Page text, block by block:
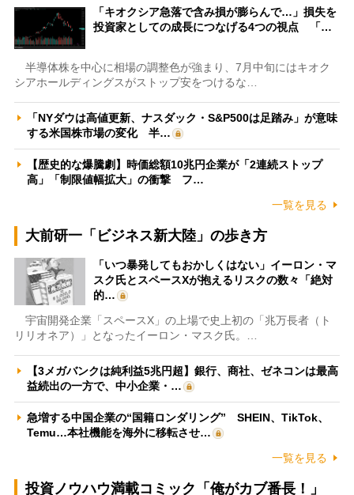
「キオクシア急落で含み損が膨らんで…」損失を
投資家としての成長につなげる4つの視点 「…
半導体株を中心に相場の調整色が強まり、7月中旬にはキオク
シアホールディングスがストップ安をつけるな…
「NYダウは高値更新、ナスダック・S&P500は足踏み」が意味
する米国株市場の変化 半…
【歴史的な爆騰劇】時価総額10兆円企業が「2連続ストップ
高」「制限値幅拡大」の衝撃 フ…
一覧を見る
大前研一「ビジネス新大陸」の歩き方
「いつ暴発してもおかしくはない」イーロン・マ
スク氏とスペースXが抱えるリスクの数々「絶対
的…
宇宙開発企業「スペースX」の上場で史上初の「兆万長者（ト
リリオネア）」となったイーロン・マスク氏。…
【3メガバンクは純利益5兆円超】銀行、商社、ゼネコンは最高
益続出の一方で、中小企業・…
急増する中国企業の“国籍ロンダリング” SHEIN、TikTok、
Temu…本社機能を海外に移転させ…
一覧を見る
投資ノウハウ満載コミック「俺がカブ番長！」